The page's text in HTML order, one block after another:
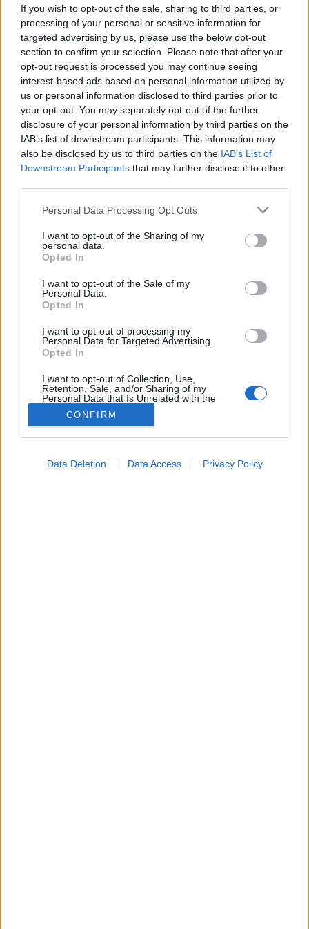
If you wish to opt-out of the sale, sharing to third parties, or
processing of your personal or sensitive information for
targeted advertising by us, please use the below opt-out
section to confirm your selection. Please note that after your
opt-out request is processed you may continue seeing
interest-based ads based on personal information utilized by
us or personal information disclosed to third parties prior to
your opt-out. You may separately opt-out of the further
disclosure of your personal information by third parties on the
IAB’s list of downstream participants. This information may
also be disclosed by us to third parties on the IAB’s List of
Downstream Participants that may further disclose it to other
Please note that this website/app uses one or more Google
not limited to your visit or usage behaviour. You may click to
grant or deny consent to Google and its third-party tags to
use your data for below specified purposes in below Google
consent section.
Personal Data Processing Opt Outs
I want to opt-out of the Sharing of my
personal data.
Opted In
I want to opt-out of the Sale of my
Personal Data.
Opted In
I want to opt-out of processing my
Personal Data for Targeted Advertising.
Opted In
I want to opt-out of Collection, Use,
Retention, Sale, and/or Sharing of my
Personal Data that Is Unrelated with the
Purposes for which it was collected.
Opted Out
CONFIRM
Data Deletion Data Access Privacy Policy
körömgomba ellen
2026. június 08. 09:24
Küldés Küldés Messengeren